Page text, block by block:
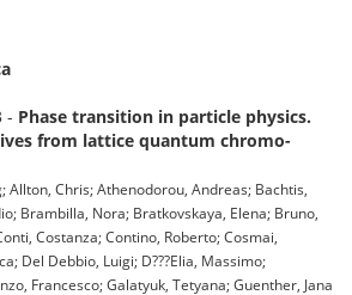
- Phase transition in particle physics.
from lattice quantum chromo-
Allton, Chris; Athenodorou, Andreas; Bachtis,
Brambilla, Nora; Bratkovskaya, Elena; Bruno,
Costanza; Contino, Roberto; Cosmai,
Del Debbio, Luigi; D???Elia, Massimo;
Francesco; Galatyuk, Tetyana; Guenther, Jana